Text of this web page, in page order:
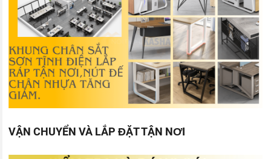
VẬN CHUYỂN VÀ LẮP ĐẶT TẬN NƠI